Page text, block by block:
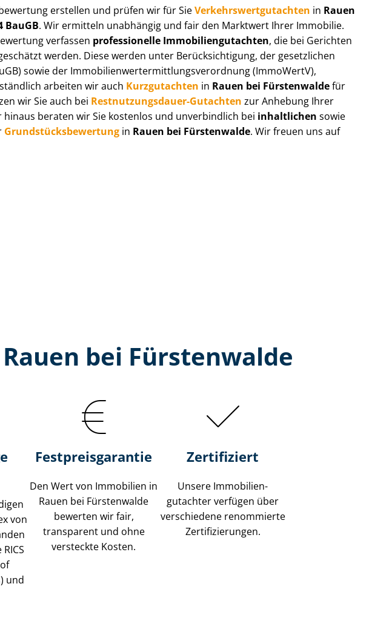
erstellen und prüfen wir für SieVer­kehrs­wert­gut­ach­ten in Rauen
BauGB. Wir ermitteln unabhängig und fair den Marktwert Ihrer Immobilie.
verfassen professionelle Im­mo­bi­li­en­gut­ach­ten, die bei Gerichten
werden. Diese werden unter Be­rück­sich­ti­gung, der gesetzlichen
sowie der Im­mo­bi­li­en­wert­ermitt­lungs­ver­ord­nung (ImmoWertV),
arbeiten wir auch Kurzgutachten in Rauen bei Fürstenwaldefür
wir Sie auch bei Rest­nut­zungs­dau­er-Gutachten zur Anhebung Ihrer
beraten wir Sie kostenlos und unverbindlich bei inhaltlichen sowie
Grund­stücks­be­wer­tung in Rauen bei Fürstenwalde. Wir freuen uns auf
bei Fürstenwalde
von
und
Festpreis​garantie
Den Wert von Immobilien in
Rauen bei Fürstenwalde
bewerten wir fair,
transparent und ohne
versteckte Kosten.
Zertifiziert
Unsere Immobilien­
gutachter verfügen über
verschiedene renommierte
Zer­ti­fi­zie­run­gen.